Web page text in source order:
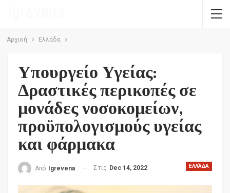
Αρχική Ελλάδα
Υπουργείο Υγείας:
Δραστικές περικοπές σε
μονάδες νοσοκομείων,
προϋπολογισμούς υγείας
και φάρμακα
ΕΛΛΆΔΑ
Από Igrevena Στις Dec 14, 2022